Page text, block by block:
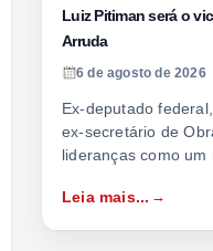
Luiz Pitiman será o
Arruda
6 de agosto de 2026
Ex-deputado
ex-secretário de
lideranças como
Leia mais...